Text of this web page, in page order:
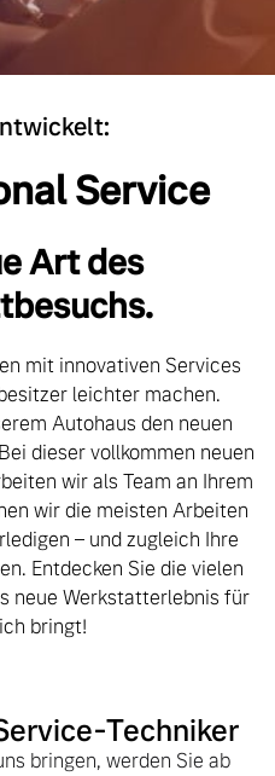
bei uns eine
von Original
Winter- und
Kompletträder.
Sie uns
Service
Art des
mit innovativen Services
leichter machen.
Autohaus den neuen
dieser vollkommen neuen
wir als Team an Ihrem
wir die meisten Arbeiten
– und zugleich Ihre
Entdecken Sie die vielen
neue Werkstatterlebnis für
bringt!
Techniker
bringen, werden Sie ab